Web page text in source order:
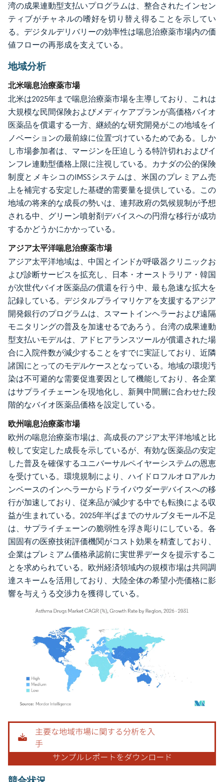
湾の成果連動型支払いプログラムは、整合されたインセン
ティブがチャネルの嗜好を切り替え得ることを示してい
る。デジタルデリバリーの効率性は喘息治療薬市場内の価
値フローの再形成を支えている。
地域分析
北米喘息治療薬市場
北米は2025年まで喘息治療薬市場を主導しており、これは
大規模な民間保険およびメディケアプランが高価格バイオ
医薬品を償還する一方、継続的な研究開発がこの地域をイ
ノベーションの最前線に位置づけているためである。しか
し市場参加者は、マージンを圧迫しうる特許切れおよびイ
ンフレ連動型価格上限に注視している。カナダの公的保険
制度とメキシコのIMSSシステムは、米国のプレミアム売
上を補完する安定した基礎的需要量を提供している。この
地域の将来的な成長の勢いは、連邦政府の気候規制が予想
される中、グリーン噴射剤デバイスへの円滑な移行が成功
するかどうかにかかっている。
アジア太平洋喘息治療薬市場
アジア太平洋地域は、中国とインドが呼吸器クリニックお
よび診断サービスを拡充し、日本・オーストラリア・韓国
が次世代バイオ医薬品の償還を行う中、最も急速な拡大を
記録している。デジタルプライマリケアを支援するアジア
開発銀行のプログラムは、スマートインヘラーおよび遠隔
モニタリングの普及を加速せるであろう。台湾の成果連動
型支払いモデルは、アドヒアランスツールが償還された場
合に入院件数が減少することをすでに実証しており、近隣
諸国にとってのモデルケースとなっている。地域の環境汚
染は不可避的な需要促進要因として機能しており、各企業
はサプライチェーンを現地化し、新興中間層に合わせた段
階的なバイオ医薬品価格を設定している。
欧州喘息治療薬市場
欧州の喘息治療薬市場は、高成長のアジア太平洋地域と比
較して安定した成長を示しているが、有効な医薬品の安定
した普及を確保するユニバーサルペイヤーシステムの恩恵
を受けている。環境規制により、ハイドロフルオロアルカ
ンベースのインヘラーからドライパウダーデバイスへの移
行が加速しており、従来品が減少する中でも転換による収
益が生まれている。2025年半ばまでのサルブタモール不足
は、サプライチェーンの脆弱性を浮き彫りにしている。各
国固有の医療技術評価機関がコスト効果を精査しており、
企業はプレミアム価格承認前に実世界データを提示するこ
とを求められている。欧州経済領域内の規模市場は共同調
達スキームを活用しており、大陸全体の希望小売価格に影
響を与えうる交渉力を獲得している。
画像 © Mordor Intelligence。再利用にはCC BY 4.0の表示が必要です。